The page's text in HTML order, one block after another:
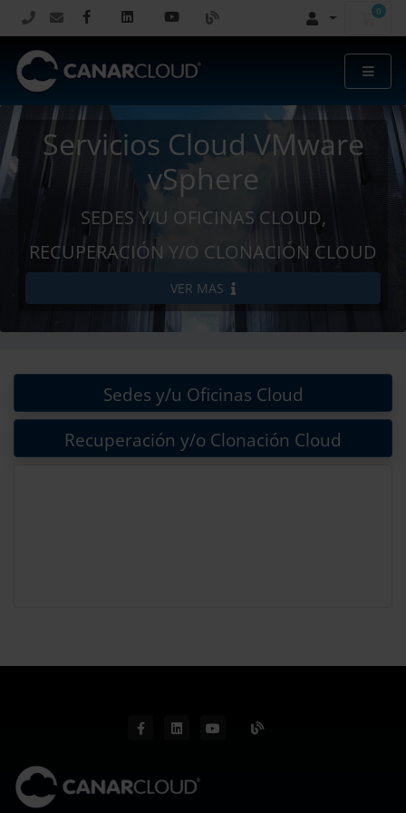
0
Servicios Cloud VMware
vSphere
SEDES Y/U OFICINAS CLOUD,
RECUPERACIÓN Y/O CLONACIÓN CLOUD
VER MAS
Sedes y/u Oficinas Cloud
Recuperación y/o Clonación Cloud